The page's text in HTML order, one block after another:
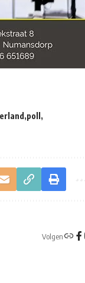
poll
Volgen